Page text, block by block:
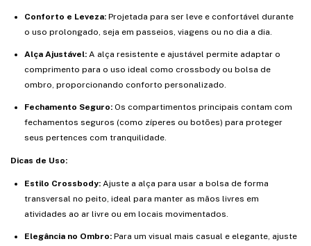
Conforto e Leveza: Projetada para ser leve e confortável durante
o uso prolongado, seja em passeios, viagens ou no dia a dia.
Alça Ajustável: A alça resistente e ajustável permite adaptar o
comprimento para o uso ideal como crossbody ou bolsa de
ombro, proporcionando conforto personalizado.
Fechamento Seguro: Os compartimentos principais contam com
fechamentos seguros (como zíperes ou botões) para proteger
seus pertences com tranquilidade.
Dicas de Uso:
Estilo Crossbody: Ajuste a alça para usar a bolsa de forma
transversal no peito, ideal para manter as mãos livres em
atividades ao ar livre ou em locais movimentados.
Elegância no Ombro: Para um visual mais casual e elegante, ajuste